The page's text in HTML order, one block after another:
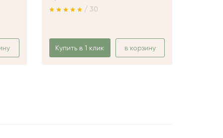
/ 30
Купить в 1 клик в корзину